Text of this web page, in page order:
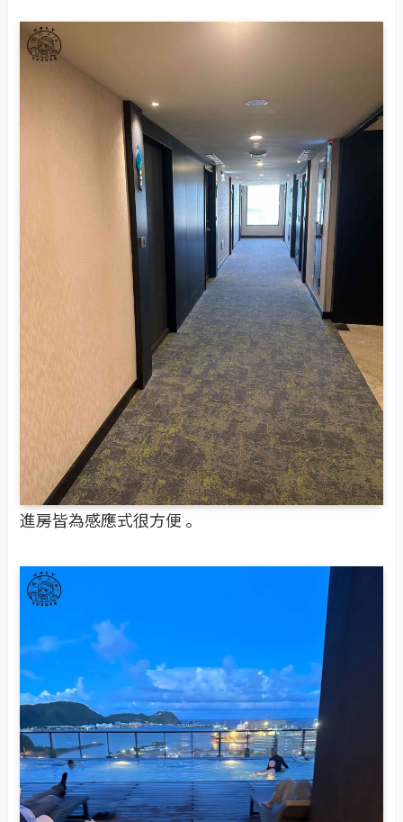
進房皆為感應式很方便 。